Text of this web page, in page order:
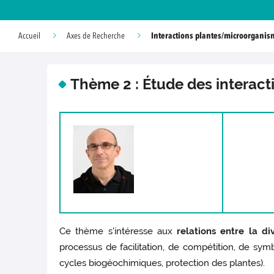
Accueil Axes de Recherche Interactions plantes/
Thème 2 : Étude des
Ce thème s'intéresse aux relations entre la
processus de facilitation, de compétition, de
cycles biogéochimiques, protection des plantes).